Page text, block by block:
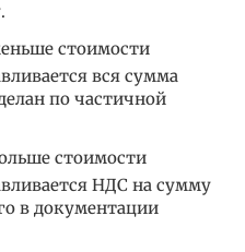
стоимости
вся сумма
по частичной
стоимости
НДС на сумму
в документации